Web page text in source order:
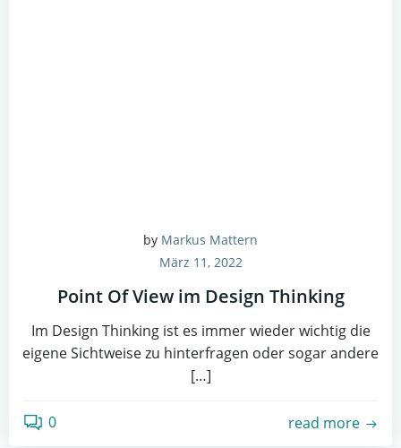
by Markus Mattern
März 11, 2022
Point Of View im Design Thinking
Im Design Thinking ist es immer wieder wichtig die
eigene Sichtweise zu hinterfragen oder sogar andere
[…]
0 read more